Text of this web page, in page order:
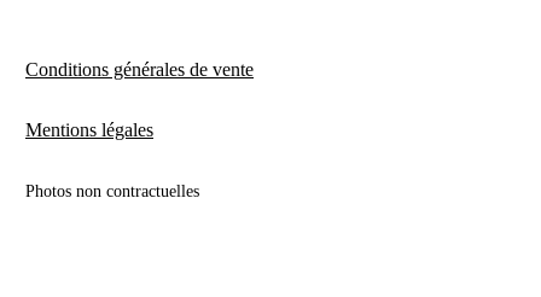
Conditions générales de vente
Mentions légales
Photos non contractuelles